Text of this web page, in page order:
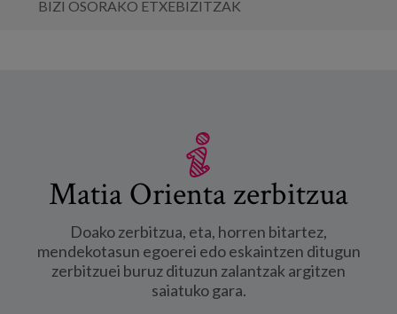
BIZI OSORAKO ETXEBIZITZAK
Matia Orienta zerbitzua
Doako zerbitzua, eta, horren bitartez,
mendekotasun egoerei edo eskaintzen ditugun
zerbitzuei buruz dituzun zalantzak argitzen
saiatuko gara.